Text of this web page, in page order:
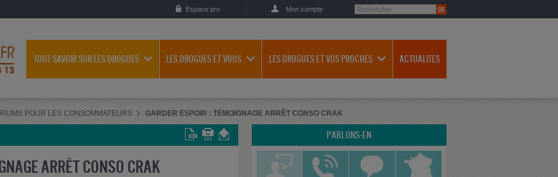
Espace pro Mon compte
TOUT SAVOIR SUR LES DROGUES LES DROGUES ET VOUS LES DROGUES ET VOS PROCHES ACTUALITES
POUR LES CONSOMMATEURS GARDER ESPOIR : TÉMOIGNAGE ARRÊT CONSO CRAK
ARRÊT CONSO CRAK
PARLONS-EN